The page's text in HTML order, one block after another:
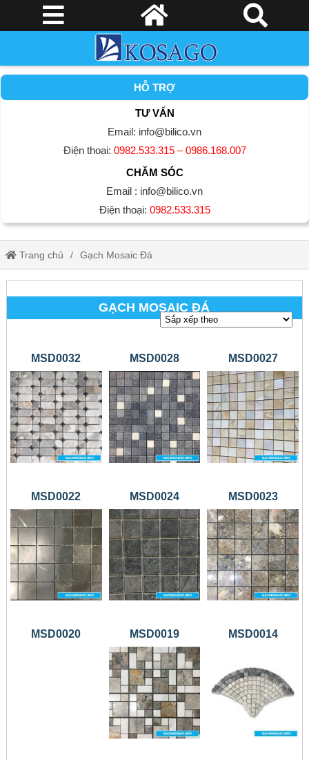
HỖ TRỢ
TƯ VẤN
Email: info@bilico.vn
Điện thoại: 0982.533.315 – 0986.168.007
CHĂM SÓC
Email : info@bilico.vn
Điện thoại: 0982.533.315
Trang chủ Gạch Mosaic Đá
GẠCH MOSAIC ĐÁ
MSD0032 MSD0028 MSD0027
MSD0022 MSD0024 MSD0023
MSD0020 MSD0019 MSD0014